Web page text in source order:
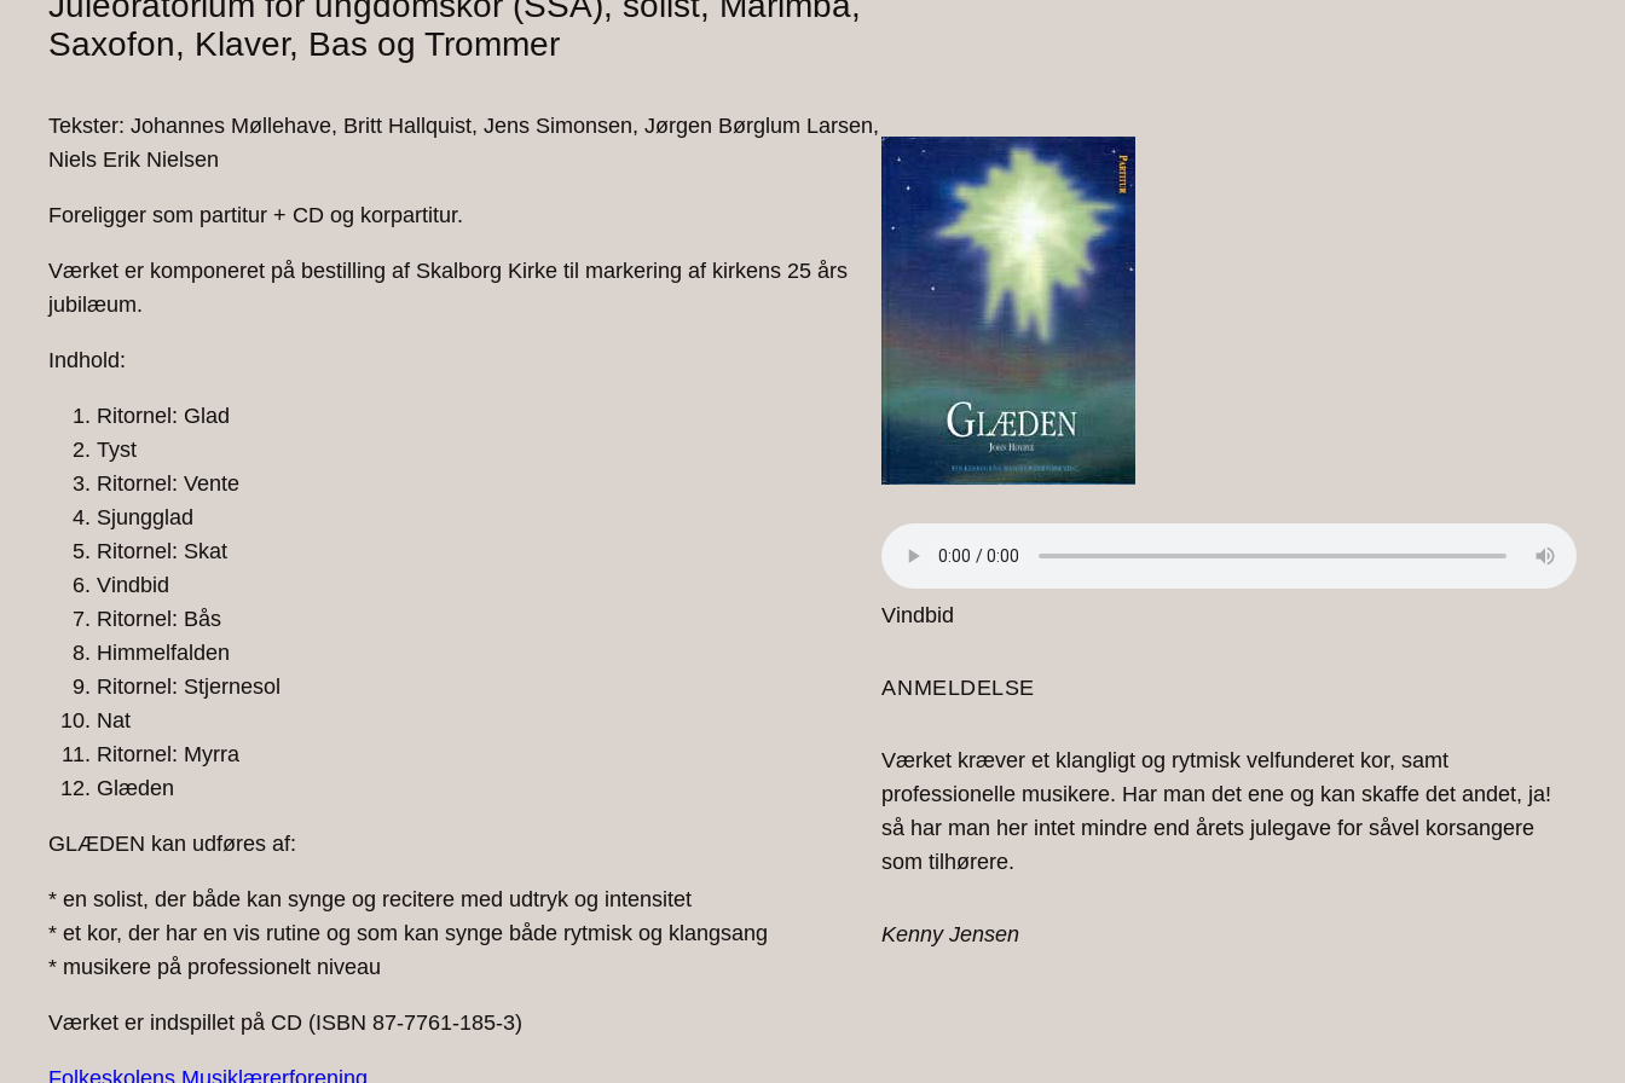
Saxofon, Klaver, Bas og Trommer
Tekster: Johannes Møllehave, Britt Hallquist, Jens Simonsen, Jørgen Børglum Larsen,
Niels Erik Nielsen
Foreligger som partitur + CD og korpartitur.
Værket er komponeret på bestilling af Skalborg Kirke til markering af kirkens 25 års
jubilæum.
Indhold:
Ritornel: Glad
Tyst
Ritornel: Vente
Sjungglad
Ritornel: Skat
Vindbid
Ritornel: Bås
Himmelfalden
Ritornel: Stjernesol
Nat
Ritornel: Myrra
Glæden
GLÆDEN kan udføres af:
* en solist, der både kan synge og recitere med udtryk og intensitet
* et kor, der har en vis rutine og som kan synge både rytmisk og klangsang
* musikere på professionelt niveau
Værket er indspillet på CD (ISBN 87-7761-185-3)
Folkeskolens Musiklærerforening
Vindbid
ANMELDELSE
Værket kræver et klangligt og rytmisk velfunderet kor, samt
professionelle musikere. Har man det ene og kan skaffe det andet, ja!
så har man her intet mindre end årets julegave for såvel korsangere
som tilhørere.
Kenny Jensen